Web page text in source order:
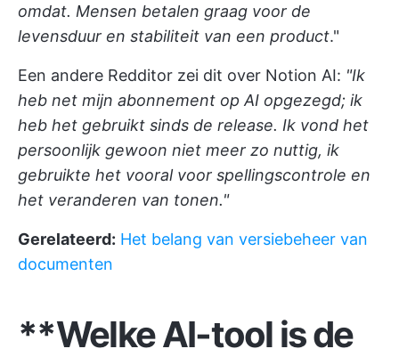
omdat. Mensen betalen graag voor de
levensduur en stabiliteit van een product."
Een andere Redditor zei dit over Notion AI: "Ik
heb net mijn abonnement op AI opgezegd; ik
heb het gebruikt sinds de release. Ik vond het
persoonlijk gewoon niet meer zo nuttig, ik
gebruikte het vooral voor spellingscontrole en
het veranderen van tonen."
Gerelateerd: Het belang van versiebeheer van
documenten
**Welke AI-tool is de